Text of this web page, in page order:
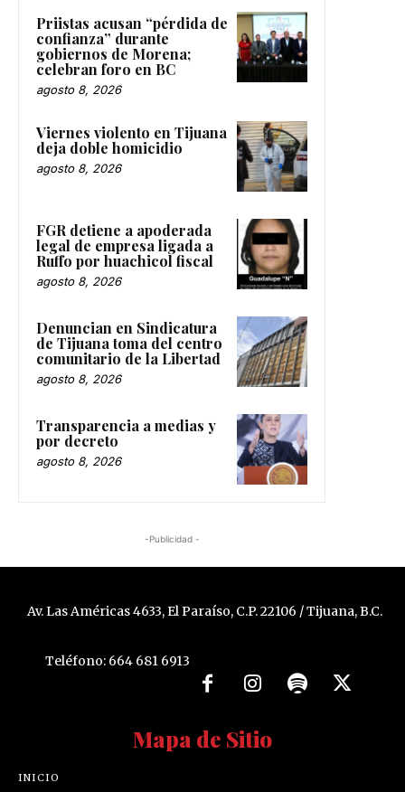
Priistas acusan “pérdida de
confianza” durante
gobiernos de Morena;
celebran foro en BC
agosto 8, 2026
Viernes violento en Tijuana
deja doble homicidio
agosto 8, 2026
FGR detiene a apoderada
legal de empresa ligada a
Ruffo por huachicol fiscal
agosto 8, 2026
Denuncian en Sindicatura
de Tijuana toma del centro
comunitario de la Libertad
agosto 8, 2026
Transparencia a medias y
por decreto
agosto 8, 2026
-Publicidad -
Av. Las Américas 4633, El Paraíso, C.P. 22106 / Tijuana, B.C.
Teléfono: 664 681 6913
Mapa de Sitio
INICIO